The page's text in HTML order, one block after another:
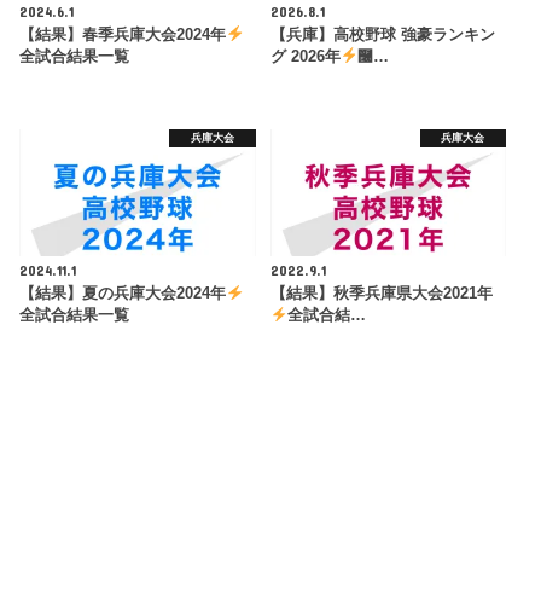
2024.6.1
【結果】春季兵庫大会2024年
全試合結果一覧
2026.8.1
【兵庫】高校野球 強豪ランキン
グ 2026年
࿠…
兵庫大会
2024.11.1
【結果】夏の兵庫大会2024年
全試合結果一覧
兵庫大会
2022.9.1
【結果】秋季兵庫県大会2021年
全試合結…